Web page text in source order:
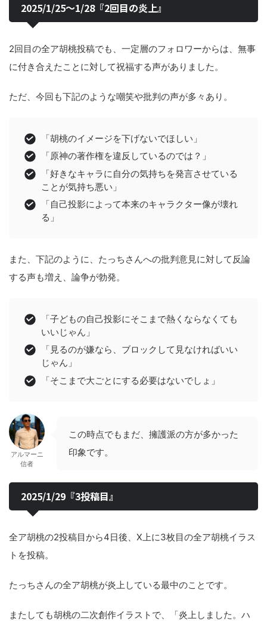
2025/1/25〜1/28『2回目の炎上』
2回目の全ア胡桃投稿でも、一定層のフォロワーからは、無事
に付き合えたことに対して祝福する声がありました。
ただ、今回も下記のような嘲笑や批判の声が多々あり。
「胡桃のイメージを下げないでほしい」
「原神の著作権を違反しているのでは？」
「好きなキャラに自分の気持ちを発言させている
ことが気持ち悪い」
「自己投影によって本来のキャラクター像が壊れ
る」
また、下記のように、たっちさんへの批判意見に対して反論
する声も増え、論争が勃発。
「子どもの自己投影にそこまで熱くならなくても
いいじゃん」
「見るのが嫌なら、ブロックして見なければいい
じゃん」
「そこまで大ごとにする必要はないでしょ」
アルマーニ
信者
この時点でもまだ、擁護派の方が多かった
印象です。
2025/1/29『3投稿目』
全ア胡桃の2投稿目から4日後、X上に3枚目の全ア胡桃イラス
トを投稿。
たっちさんの全ア胡桃が炎上している最中のことです。
またしても胡桃の二次創作イラストで、「炎上しました。ハ